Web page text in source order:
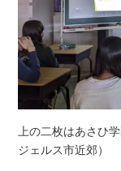
上の二枚はあさひ
ジェルス市近郊）